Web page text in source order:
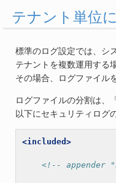
テナント単位
標準のログ設定では、シ
テナントを複数運用する
その場合、ログファイル
ログファイルの分割は、
以下にセキュリティログ
<included>
<!-- appender